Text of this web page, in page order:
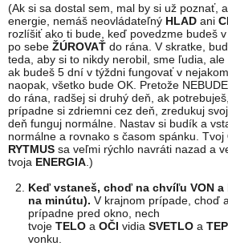
(Ak si sa dostal sem, mal by si už poznať,
energie, nemáš neovládateľný HLAD ani
rozlíšiť ako ti bude, keď povedzme budeš
po sebe ŽÚROVAŤ do rána. V skratke,
teda, aby si to nikdy nerobil, sme ľudia,
ak budeš 5 dní v týždni fungovať v
naopak, všetko bude OK. Pretože
do rána, radšej si druhý deň, ak
prípadne si zdriemni cez deň, zredukuj
deň funguj normálne. Nastav si budík a
normálne a rovnako s časom spánku. Tvoj
RYTMUS sa veľmi rýchlo navráti nazad a
tvoja ENERGIA .)
Keď vstaneš, choď na chvíľu VON a
na minútu).V krajnom prípade, choď
prípadne pred okno, nech
tvojeTELO aOČI vidiaSVETLO a
vonku.